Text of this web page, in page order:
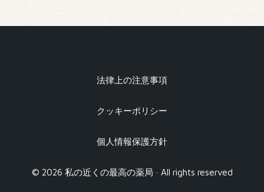
法律上の注意事項
クッキーポリシー
個人情報保護方針
© 2026 私の近くの最高の薬局 · All rights reserved